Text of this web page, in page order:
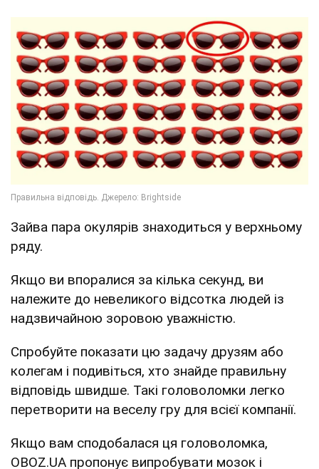
Зайва пара окулярів знаходиться у верхньому
ряду.
Якщо ви впоралися за кілька секунд, ви
належите до невеликого відсотка людей із
надзвичайною зоровою уважністю.
Спробуйте показати цю задачу друзям або
колегам і подивіться, хто знайде правильну
відповідь швидше. Такі головоломки легко
перетворити на веселу гру для всієї компанії.
Якщо вам сподобалася ця головоломка,
OBOZ.UA пропонує випробувати мозок і